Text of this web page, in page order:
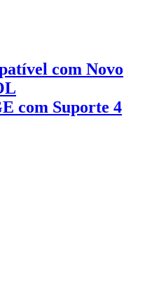
com Novo
com Suporte 4